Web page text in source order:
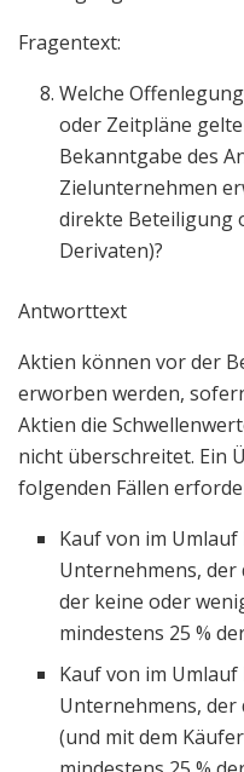
Fragentext:
Welche
oder Zeitpläne
Bekanntgabe des
Zielunternehmen
direkte Beteiligung
Derivaten)?
Antworttext
Aktien können vor der
erworben werden,
Aktien die
nicht überschreitet. Ein
folgenden Fällen
Kauf von im
Unternehmens, der
der keine oder
mindestens 25 %
Kauf von im
Unternehmens,
(und mit dem